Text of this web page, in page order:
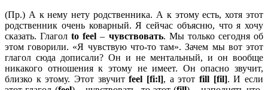
(Пр.) А к нему нету родственника. А к этому есть, хотя этот
родственник очень коварный. Я сейчас объясню, что я хочу
сказать. Глаголtofeel – чувствовать. Мы только сегодня об
этом говорили. «Я чувствую что-то там». Зачем мы вот этот
глагол сюда дописали? Он и не ментальный, и он вообще
никакого отношения к этому не имеет. Он опасно звучит,
близко к этому. Этот звучитfeel [fi:l], а этотfill [fil]. И если